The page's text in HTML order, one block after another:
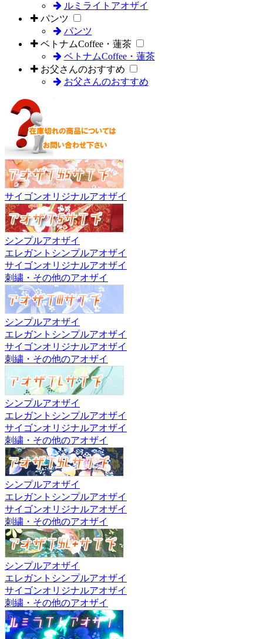
ルミライトアオザイ
パンツ
パンツ
ベトナムCoffee・蓮茶
ベトナムCoffee・蓮茶
お父さんのおすすめ
お父さんのおすすめ
サイゴンオリジナルアオザイ
シンプルアオザイ
エレガントシンプルアオザイ
サイゴンオリジナルアオザイ
刺繍・その他のアオザイ
シンプルアオザイ
エレガントシンプルアオザイ
サイゴンオリジナルアオザイ
刺繍・その他のアオザイ
シンプルアオザイ
エレガントシンプルアオザイ
サイゴンオリジナルアオザイ
刺繍・その他のアオザイ
シンプルアオザイ
エレガントシンプルアオザイ
サイゴンオリジナルアオザイ
刺繍・その他のアオザイ
シンプルアオザイ
エレガントシンプルアオザイ
サイゴンオリジナルアオザイ
刺繍・その他のアオザイ